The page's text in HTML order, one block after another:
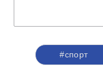
#спорт